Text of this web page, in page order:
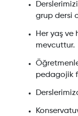
grup dersi
Her yaş ve
mevcuttur.
pedagojik